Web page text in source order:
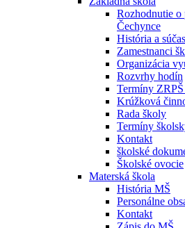
Rozhodnutie
Čechynce
História a
Zamestnanci
Organizácia
Rozvrhy hodín
Termíny ZRPŠ
Krúžková
Rada školy
Termíny
Kontakt
školské
Školské ovocie
Materská škola
História MŠ
Personálne
Kontakt